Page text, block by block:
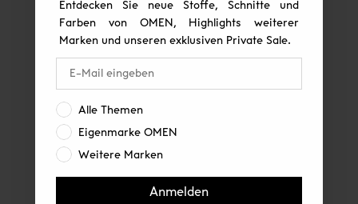
Entdecken Sie neue Stoffe, Schnitte und
Farben von OMEN, Highlights weiterer
Marken und unseren exklusiven Private Sale.
Interesse:
Alle Themen
Eigenmarke OMEN
Weitere Marken
Anmelden